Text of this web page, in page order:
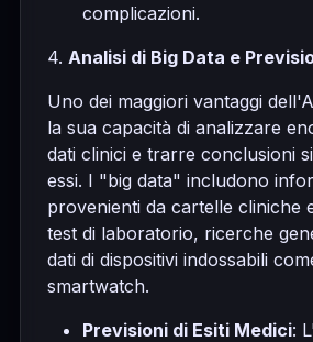
complicazioni.
4. Analisi di Big Data e
Uno dei maggiori vantaggi
la sua capacità di analizzare
dati clinici e trarre conclusioni
essi. I "big data" includono
provenienti da cartelle cliniche
test di laboratorio, ricerche
dati di dispositivi indossabili
smartwatch.
Previsioni di Esiti Medici: